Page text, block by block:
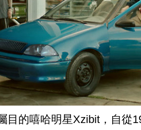
目的嘻哈明星Xzibit，自從